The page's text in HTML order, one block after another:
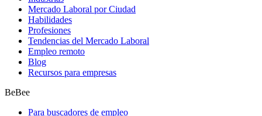
Mercado Laboral por Ciudad
Habilidades
Profesiones
Tendencias del Mercado Laboral
Empleo remoto
Blog
Recursos para empresas
BeBee
Para buscadores de empleo